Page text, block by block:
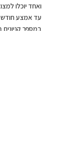
ואחד יוכלו
במספר